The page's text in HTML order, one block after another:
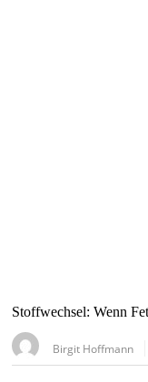
Stoffwechsel: Wenn
Birgit Hoffmann